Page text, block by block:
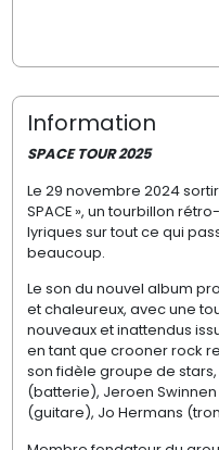
Information
SPACE TOUR 2025
Le 29 novembre 2024
SPACE », un tourbillon
lyriques sur tout ce qui
beaucoup.
Le son du nouvel album
et chaleureux, avec une
nouveaux et inattendus
en tant que crooner rock
son fidèle groupe de
(batterie), Jeroen
(guitare), Jo Hermans